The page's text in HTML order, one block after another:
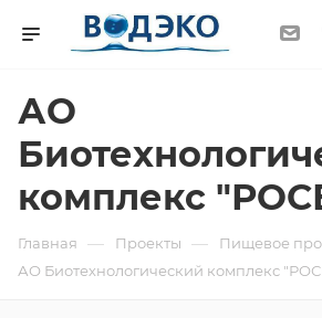
АО
комплекс
Главная — Проекты — Пищевое
АО Биотехнологический комплекс